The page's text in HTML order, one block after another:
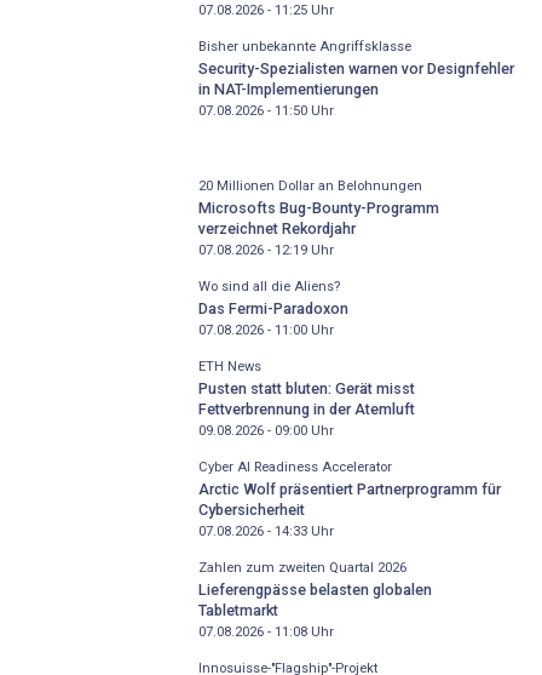
07.08.2026 - 11:25Uhr
Bisher unbekannte Angriffsklasse
Security-Spezialisten warnen vor Designfehler
in NAT-Implementierungen
07.08.2026 - 11:50Uhr
20 Millionen Dollar an Belohnungen
Microsofts Bug-Bounty-Programm
verzeichnet Rekordjahr
07.08.2026 - 12:19Uhr
Wo sind all die Aliens?
Das Fermi-Paradoxon
07.08.2026 - 11:00Uhr
ETH News
Pusten statt bluten: Gerät misst
Fettverbrennung in der Atemluft
09.08.2026 - 09:00Uhr
Cyber AI Readiness Accelerator
Arctic Wolf präsentiert Partnerprogramm für
Cybersicherheit
07.08.2026 - 14:33Uhr
Zahlen zum zweiten Quartal 2026
Lieferengpässe belasten globalen
Tabletmarkt
07.08.2026 - 11:08Uhr
Innosuisse-"Flagship"-Projekt